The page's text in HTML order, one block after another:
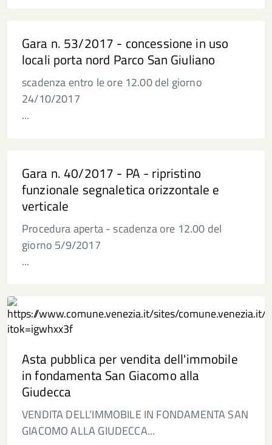
Gara n. 53/2017 - concessione in uso
locali porta nord Parco San Giuliano
scadenza entro le ore 12.00 del giorno
24/10/2017
...
Gara n. 40/2017 - PA - ripristino
funzionale segnaletica orizzontale e
verticale
Procedura aperta - scadenza ore 12.00 del
giorno 5/9/2017
...
Asta pubblica per vendita dell'immobile
in fondamenta San Giacomo alla
Giudecca
VENDITA DELL’IMMOBILE IN FONDAMENTA SAN
GIACOMO ALLA GIUDECCA...